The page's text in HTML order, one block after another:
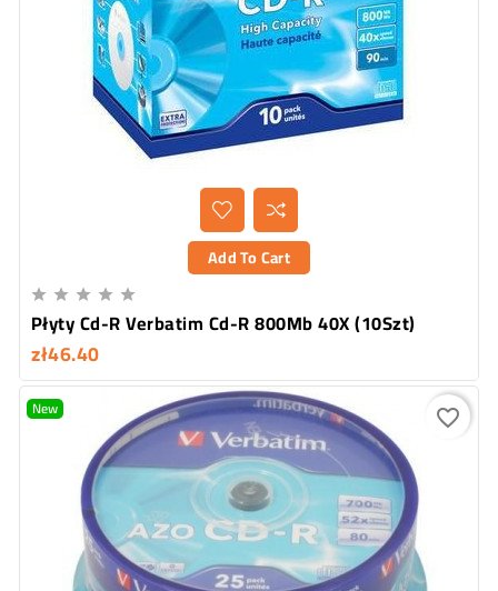
Add To Cart
    
Płyty Cd-R Verbatim Cd-R 800Mb 40X (10Szt)
zł46.40
New favorite_border